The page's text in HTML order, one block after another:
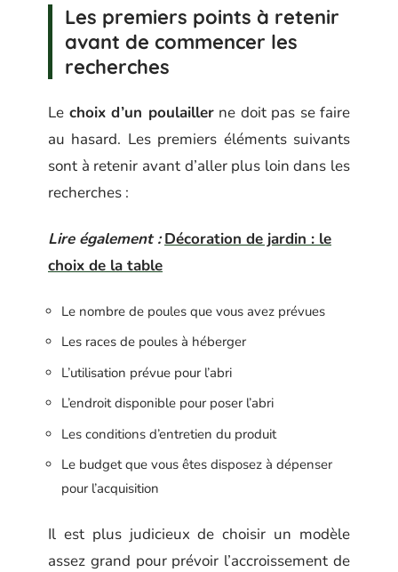
Les premiers points à retenir
avant de commencer les
recherches
Le choix d’un poulaillerne doit pas se faire
au hasard. Les premiers éléments suivants
sont à retenir avant d’aller plus loin dans les
recherches :
Lire également : Décoration de jardin : le
choix de la table
Le nombre de poules que vous avez prévues
Les races de poules à héberger
L’utilisation prévue pour l’abri
L’endroit disponible pour poser l’abri
Les conditions d’entretien du produit
Le budget que vous êtes disposez à dépenser
pour l’acquisition
Il est plus judicieux de choisir un modèle
assez grand pour prévoir l’accroissement de